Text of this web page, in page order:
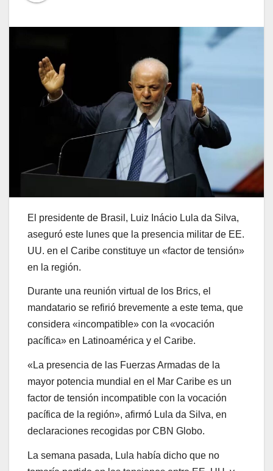
El presidente de Brasil, Luiz Inácio Lula da Silva,
aseguró este lunes que la presencia militar de EE.
UU. en el Caribe constituye un «factor de tensión»
en la región.
Durante una reunión virtual de los Brics, el
mandatario se refirió brevemente a este tema, que
considera «incompatible» con la «vocación
pacífica» en Latinoamérica y el Caribe.
«La presencia de las Fuerzas Armadas de la
mayor potencia mundial en el Mar Caribe es un
factor de tensión incompatible con la vocación
pacífica de la región», afirmó Lula da Silva, en
declaraciones recogidas por CBN Globo.
La semana pasada, Lula había dicho que no